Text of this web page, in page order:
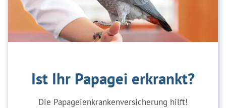
Ist Ihr Papagei erkrankt?
Die Papageienkrankenversicherung hilft!